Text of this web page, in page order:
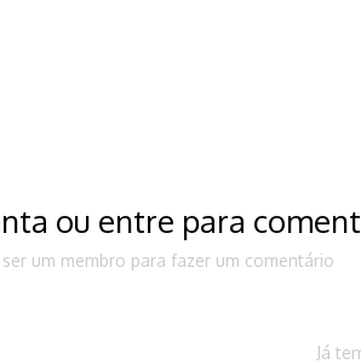
ou entre para
um membro para fazer um comentário
Já